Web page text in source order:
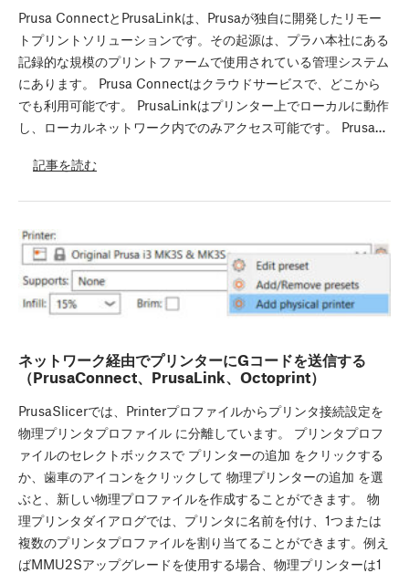
Prusa ConnectとPrusaLinkは、Prusaが独自に開発したリモー
トプリントソリューションです。その起源は、プラハ本社にある
記録的な規模のプリントファームで使用されている管理システム
にあります。 Prusa Connectはクラウドサービスで、どこから
でも利用可能です。 PrusaLinkはプリンター上でローカルに動作
し、ローカルネットワーク内でのみアクセス可能です。 Prusa…
記事を読む
ネットワーク経由でプリンターにGコードを送信する
（PrusaConnect、PrusaLink、Octoprint）
PrusaSlicerでは、Printerプロファイルからプリンタ接続設定を
物理プリンタプロファイル に分離しています。 プリンタプロフ
ァイルのセレクトボックスで プリンターの追加 をクリックする
か、歯車のアイコンをクリックして 物理プリンターの追加 を選
ぶと、新しい物理プロファイルを作成することができます。 物
理プリンタダイアログでは、プリンタに名前を付け、1つまたは
複数のプリンタプロファイルを割り当てることができます。例え
ばMMU2Sアップグレードを使用する場合、物理プリンターは1